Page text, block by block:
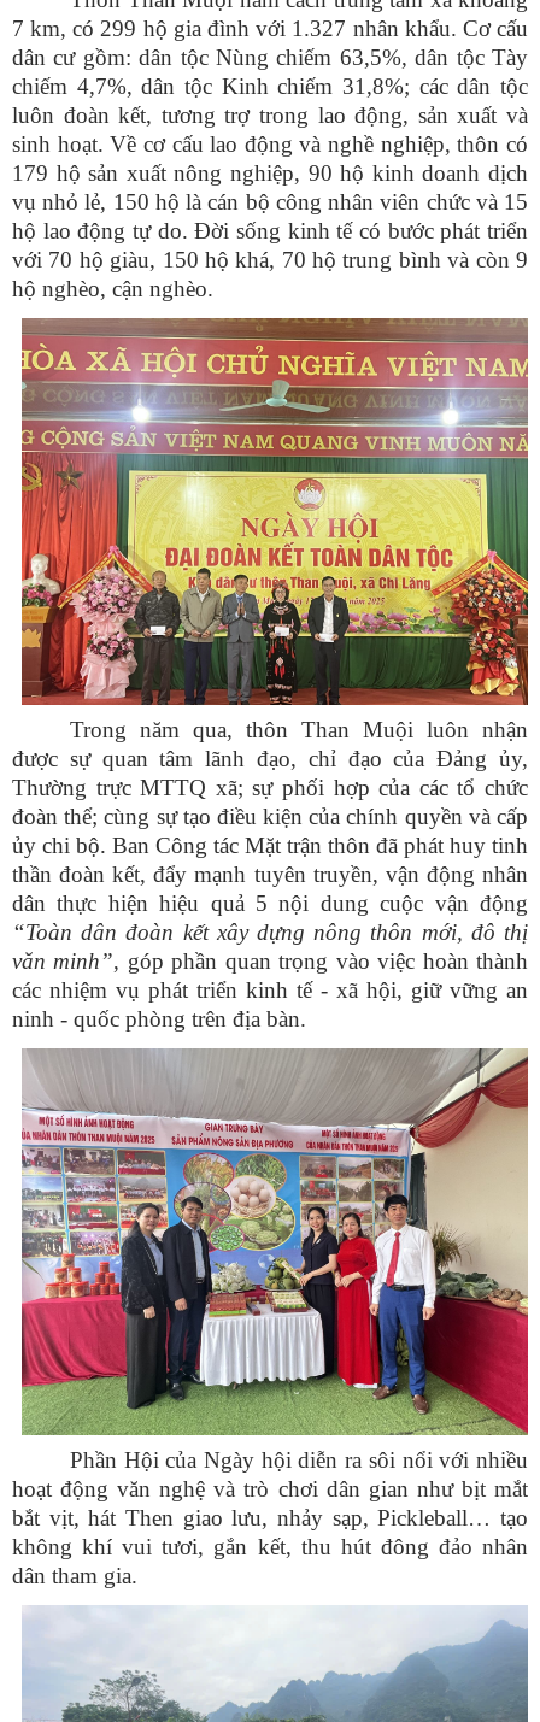
7 km, có 299 hộ gia đình với 1.327 nhân khẩu. Cơ cấu
dân cư gồm: dân tộc Nùng chiếm 63,5%, dân tộc Tày
chiếm 4,7%, dân tộc Kinh chiếm 31,8%; các dân tộc
luôn đoàn kết, tương trợ trong lao động, sản xuất và
sinh hoạt. Về cơ cấu lao động và nghề nghiệp, thôn có
179 hộ sản xuất nông nghiệp, 90 hộ kinh doanh dịch
vụ nhỏ lẻ, 150 hộ là cán bộ công nhân viên chức và 15
hộ lao động tự do. Đời sống kinh tế có bước phát triển
với 70 hộ giàu, 150 hộ khá, 70 hộ trung bình và còn 9
hộ nghèo, cận nghèo.
Trong năm qua, thôn Than Muội luôn nhận
được sự quan tâm lãnh đạo, chỉ đạo của Đảng ủy,
Thường trực MTTQ xã; sự phối hợp của các tổ chức
đoàn thể; cùng sự tạo điều kiện của chính quyền và cấp
ủy chi bộ. Ban Công tác Mặt trận thôn đã phát huy tinh
thần đoàn kết, đẩy mạnh tuyên truyền, vận động nhân
dân thực hiện hiệu quả 5 nội dung cuộc vận động
“Toàn dân đoàn kết xây dựng nông thôn mới, đô thị
văn minh”, góp phần quan trọng vào việc hoàn thành
các nhiệm vụ phát triển kinh tế - xã hội, giữ vững an
ninh - quốc phòng trên địa bàn.
Phần Hội của Ngày hội diễn ra sôi nổi với nhiều
hoạt động văn nghệ và trò chơi dân gian như bịt mắt
bắt vịt, hát Then giao lưu, nhảy sạp, Pickleball… tạo
không khí vui tươi, gắn kết, thu hút đông đảo nhân
dân tham gia.